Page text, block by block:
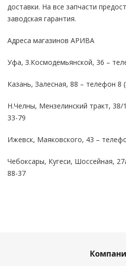
доставки. На все запчасти
заводская гарантия.
Адреса магазинов АРИВА
Уфа, З.Космодемьянской, 36 –
Казань, Залесная, 88 – телефон 8
Н.Челны, Мензелинский тракт,
33-79
Ижевск, Маяковского, 43 –
Чебоксары, Кугеси, Шоссейная,
88-37